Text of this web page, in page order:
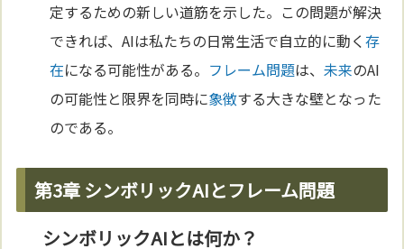
定するための新しい道筋を示した。この問題が解決
できれば、AIは私たちの日常生活で自立的に動く存
在になる可能性がある。 フレーム問題は、未来のAI
の可能性と限界を同時に象徴する大きな壁となった
のである。
第3章 シンボリックAIとフレーム問題
シンボリックAIとは何か？